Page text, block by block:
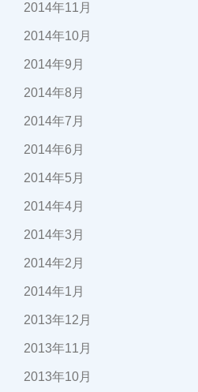
2014年11月
2014年10月
2014年9月
2014年8月
2014年7月
2014年6月
2014年5月
2014年4月
2014年3月
2014年2月
2014年1月
2013年12月
2013年11月
2013年10月